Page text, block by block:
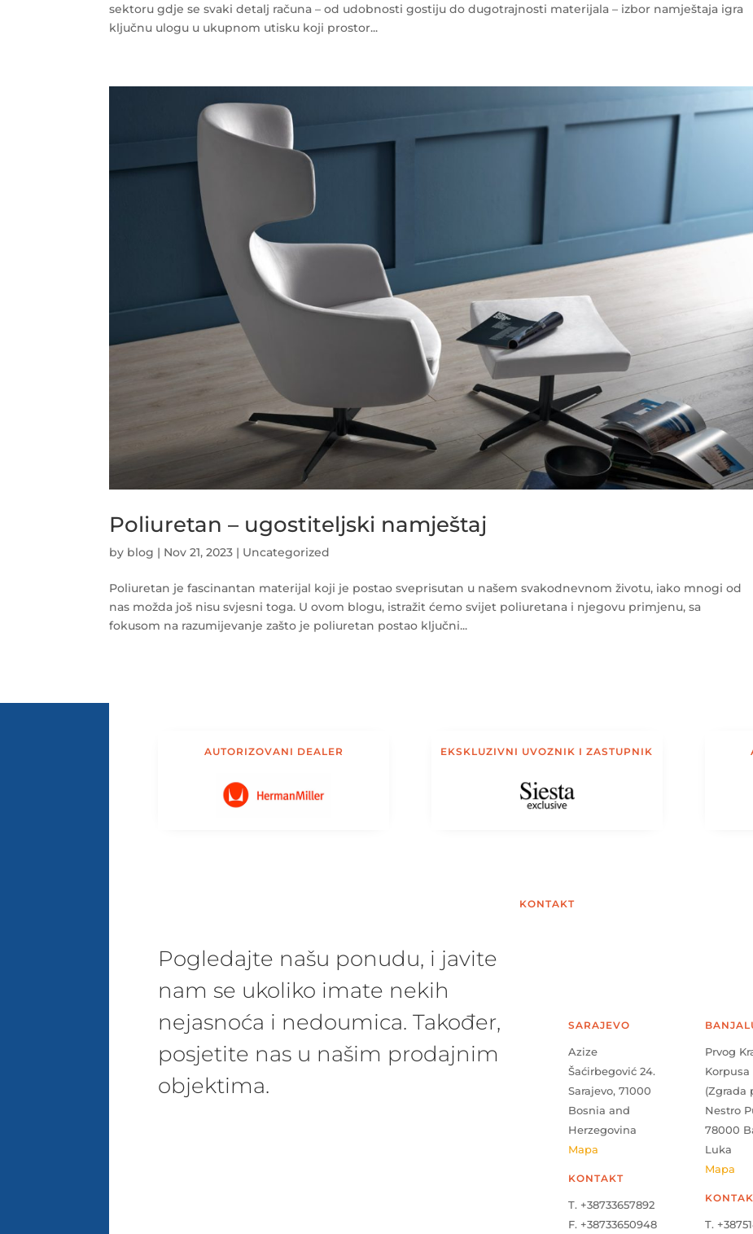
sektoru gdje se svaki detalj računa – od udobnosti gostiju do dugotrajnosti materijala – izbor namještaja igra
ključnu ulogu u ukupnom utisku koji prostor...
Poliuretan – ugostiteljski namještaj
by blog | Nov 21, 2023 | Uncategorized
Poliuretan je fascinantan materijal koji je postao sveprisutan u našem svakodnevnom životu, iako mnogi od
nas možda još nisu svjesni toga. U ovom blogu, istražit ćemo svijet poliuretana i njegovu primjenu, sa
fokusom na razumijevanje zašto je poliuretan postao ključni...
AUTORIZOVANI DEALER EKSKLUZIVNI UVOZNIK I ZASTUPNIK
KONTAKT
Pogledajte našu ponudu, i javite
nam se ukoliko imate nekih
nejasnoća i nedoumica. Također,
posjetite nas u našim prodajnim
objektima.
SARAJEVO
Azize
Šaćirbegović 24.
Sarajevo, 71000
Bosnia and
Herzegovina
Mapa
KONTAKT
T. +38733657892
F. +38733650948
Prvog
(Zgrada
Nestro
78000
Luka
Mapa
T.